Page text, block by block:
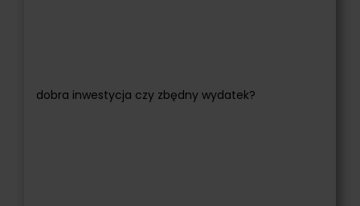
dobra inwestycja czy zbędny wydatek?